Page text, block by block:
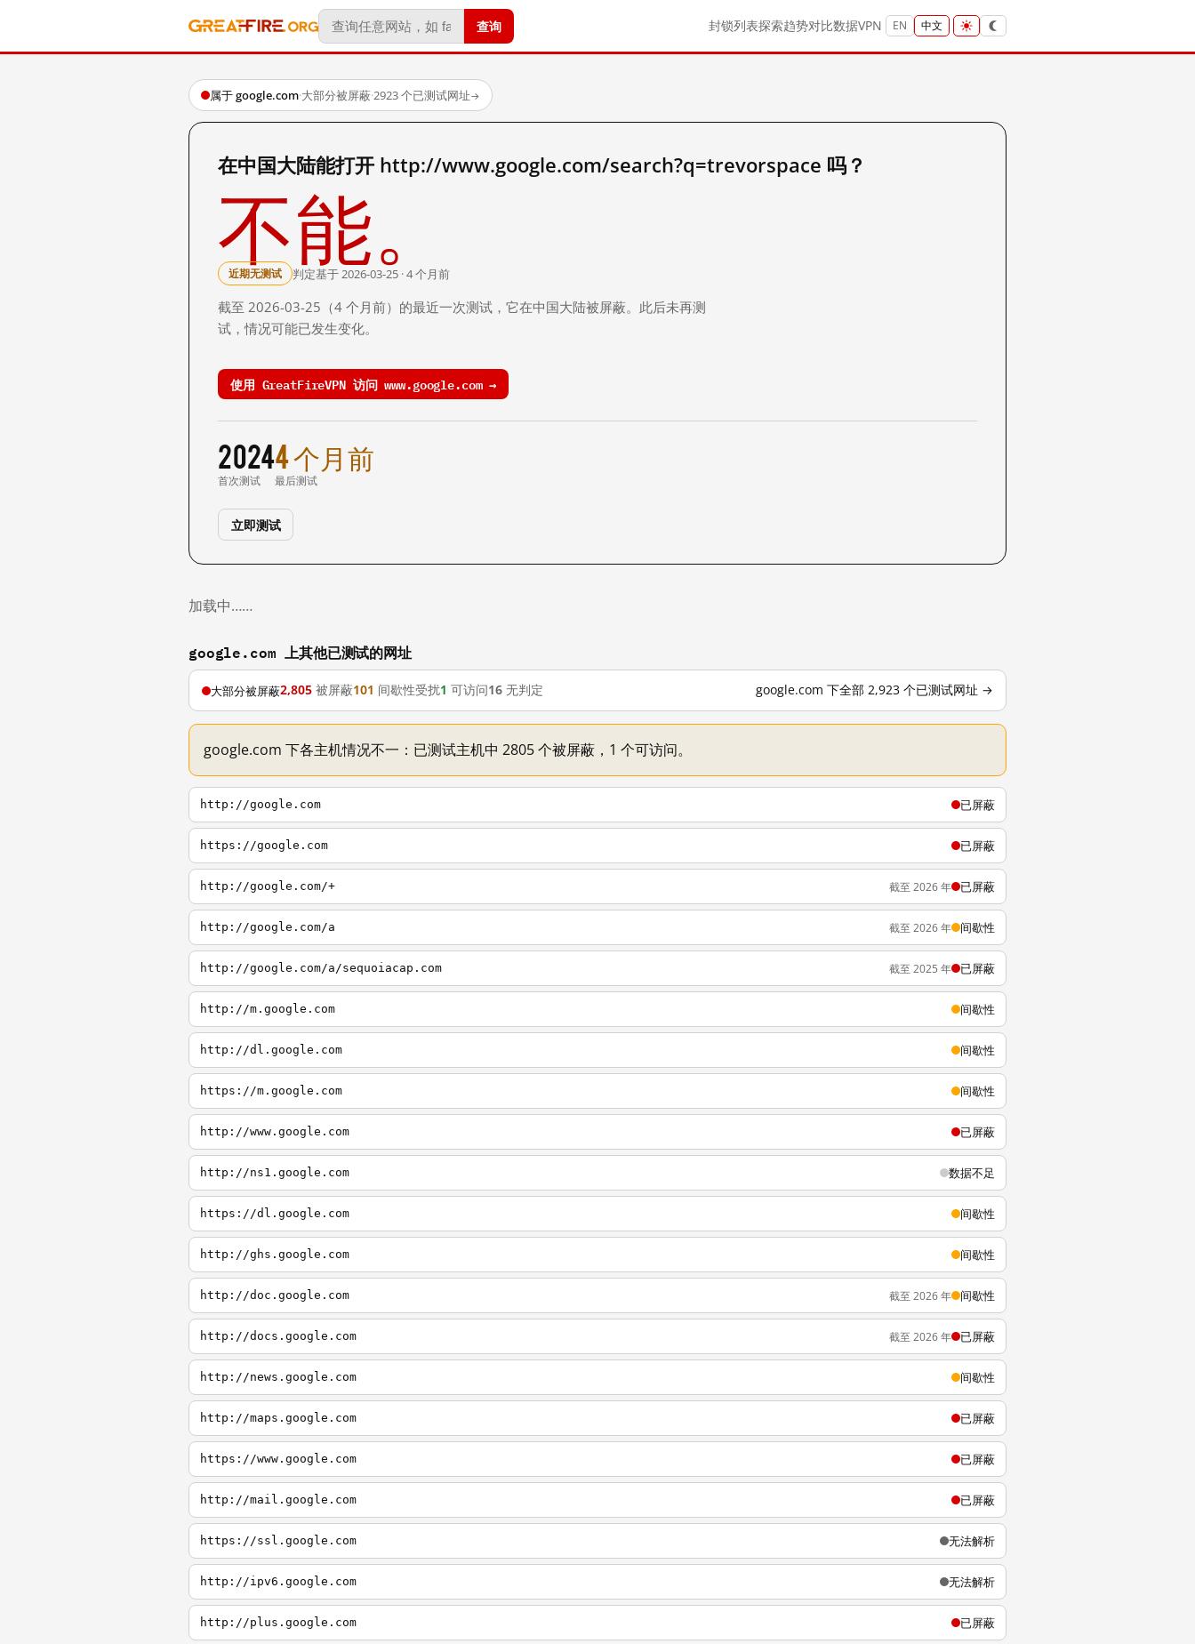
查询 封锁列表探索趋势对比数据VPN EN 中文
属于 google.com·大部分被屏蔽·2923 个已测试网址→
在中国大陆能打开 http://www.google.com/search?q=trevorspace 吗？
不能。
近期无测试 判定基于 2026-03-25 · 4 个月前
截至 2026-03-25（4 个月前）的最近一次测试，它在中国大陆被屏蔽。此后未再测
试，情况可能已发生变化。
使用 GreatFireVPN 访问 www.google.com →
2024
首次测试
4 个月前
最后测试
立即测试
加载中……
google.com 上其他已测试的网址
大部分被屏蔽2,805 被屏蔽101 间歇性受扰1 可访问16 无判定 google.com 下全部 2,923 个已测试网址 →
google.com 下各主机情况不一：已测试主机中 2805 个被屏蔽，1 个可访问。
http://google.com 已屏蔽
https://google.com 已屏蔽
http://google.com/+ 截至 2026 年 已屏蔽
http://google.com/a 截至 2026 年 间歇性
http://google.com/a/sequoiacap.com 截至 2025 年 已屏蔽
http://m.google.com 间歇性
http://dl.google.com 间歇性
https://m.google.com 间歇性
http://www.google.com 已屏蔽
http://ns1.google.com 数据不足
https://dl.google.com 间歇性
http://ghs.google.com 间歇性
http://doc.google.com 截至 2026 年 间歇性
http://docs.google.com 截至 2026 年 已屏蔽
http://news.google.com 间歇性
http://maps.google.com 已屏蔽
https://www.google.com 已屏蔽
http://mail.google.com 已屏蔽
https://ssl.google.com 无法解析
http://ipv6.google.com 无法解析
http://plus.google.com 已屏蔽